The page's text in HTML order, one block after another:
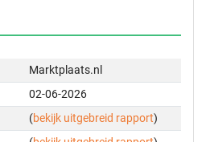
Marktplaats.nl
02-06-2026
(bekijk uitgebreid rapport)